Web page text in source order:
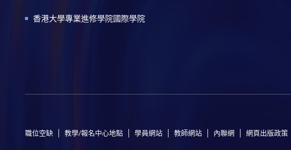
香港大學專業進修學院國際學院
職位空缺 教學/報名中心地點 學員網站 教師網站 內聯網 網頁出版政策